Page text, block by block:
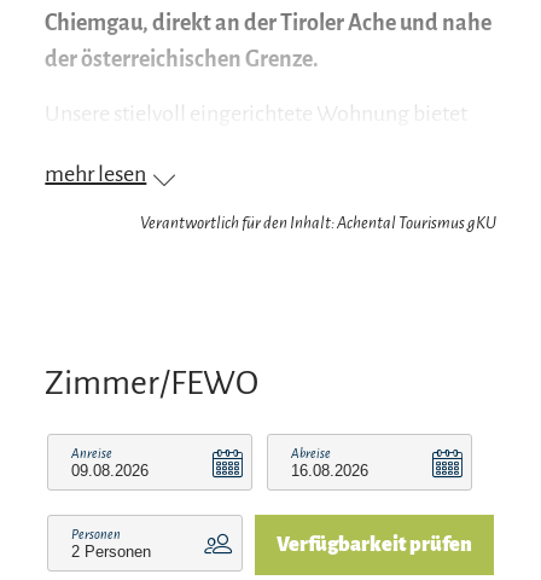
Chiemgau, direkt an der Tiroler Ache und nahe
der österreichischen Grenze.
Unsere stielvoll eingerichtete Wohnung bietet
Liebe zum Detail komplett modernisiert. Sie liegt
zentral, nur wenige Minuten von der Tiroler Ache
sportlich Aktive. Erleben Sie den Chiemgau von
seiner schönsten Seite. Ob zu zweit oder mit
Familie, bei uns genießen Sie Gemütlichkeit,
Ruhe und die Nähe zu Bergen, Flüssen und
Wanderwegen, Loipen.
Ausstattung:
mehr lesen
Verantwortlich für den Inhalt: Achental Tourismus gKU
Zimmer/FEWO
Anreise Abreise
Personen Verfügbarkeit prüfen